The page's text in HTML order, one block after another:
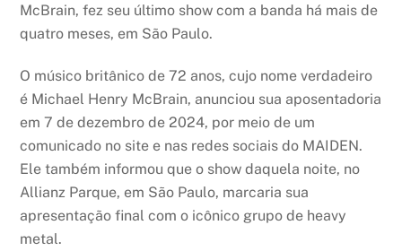
McBrain, fez seu último show com a banda há mais de
quatro meses, em São Paulo.
O músico britânico de 72 anos, cujo nome verdadeiro
é Michael Henry McBrain, anunciou sua aposentadoria
em 7 de dezembro de 2024, por meio de um
comunicado no site e nas redes sociais do MAIDEN.
Ele também informou que o show daquela noite, no
Allianz Parque, em São Paulo, marcaria sua
apresentação final com o icônico grupo de heavy
metal.